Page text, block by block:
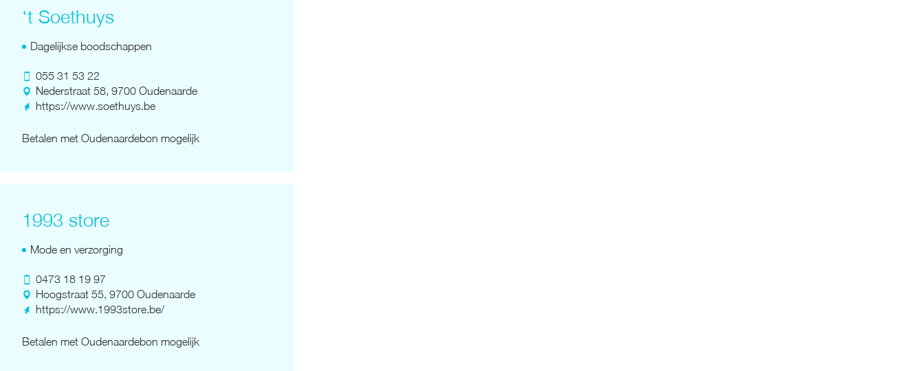
‘t Soethuys
Dagelijkse boodschappen
055 31 53 22
Nederstraat 58, 9700 Oudenaarde
https://www.soethuys.be
Betalen met Oudenaardebon mogelijk
1993 store
Mode en verzorging
0473 18 19 97
Hoogstraat 55, 9700 Oudenaarde
https://www.1993store.be/
Betalen met Oudenaardebon mogelijk